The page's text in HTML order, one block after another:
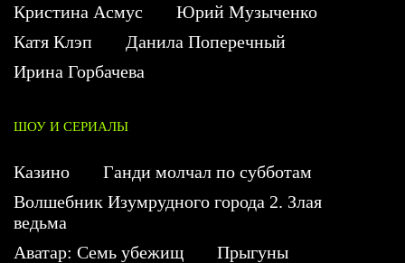
Кристина Асмус
Юрий Музыченко
Катя Клэп
Данила Поперечный
Ирина Горбачева
ШОУ И СЕРИАЛЫ
Казино
Ганди молчал по субботам
Волшебник Изумрудного города 2. Злая
ведьма
Аватар: Семь убежищ
Прыгуны